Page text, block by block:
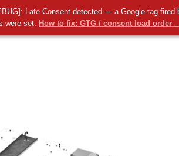
Late Consent detected — a Google tag fired
were set. How to fix: GTG / consent load order
LB LED zw 80W 9800lm 3000K biały